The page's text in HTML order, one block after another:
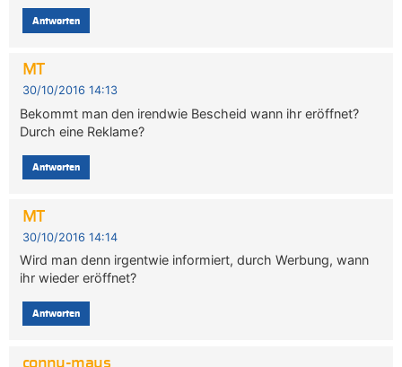
Antworten
MT
30/10/2016 14:13
Bekommt man den irendwie Bescheid wann ihr eröffnet?
Durch eine Reklame?
Antworten
MT
30/10/2016 14:14
Wird man denn irgentwie informiert, durch Werbung, wann
ihr wieder eröffnet?
Antworten
conny-maus